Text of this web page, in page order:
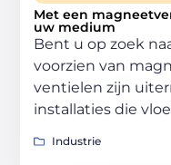
Met een
uw medium
Bent u op zoek
voorzien van
ventielen zijn
installaties die
Industrie